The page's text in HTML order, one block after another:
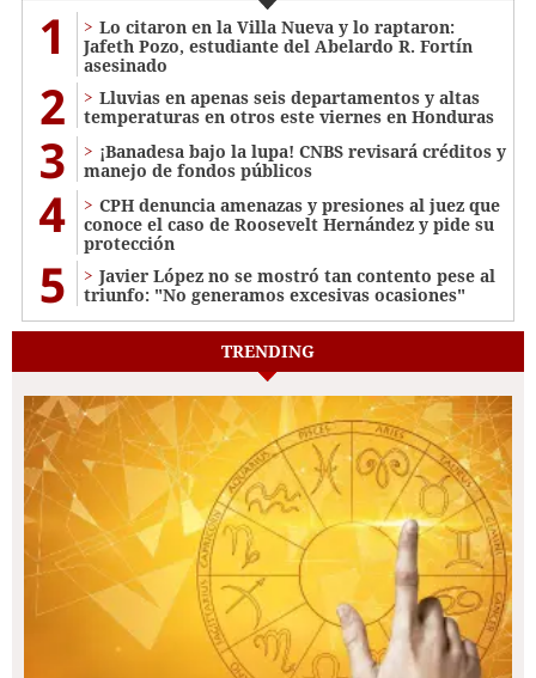
1
Lo citaron en la Villa Nueva y lo raptaron:
Jafeth Pozo, estudiante del Abelardo R. Fortín
asesinado
2
Lluvias en apenas seis departamentos y altas
temperaturas en otros este viernes en Honduras
3
¡Banadesa bajo la lupa! CNBS revisará créditos y
manejo de fondos públicos
4
CPH denuncia amenazas y presiones al juez que
conoce el caso de Roosevelt Hernández y pide su
protección
5
Javier López no se mostró tan contento pese al
triunfo: "No generamos excesivas ocasiones"
TRENDING